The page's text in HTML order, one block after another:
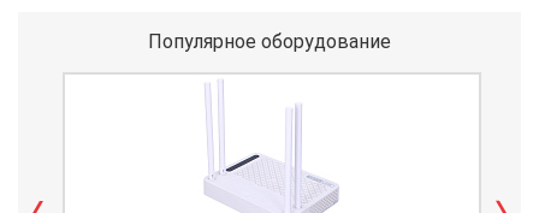
Популярное оборудование